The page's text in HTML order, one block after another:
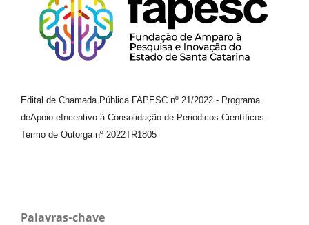
Edital de Chamada Pública FAPESC nº 21/2022 - Programa
deApoio e Incentivo à Consolidação de Periódicos Científicos-
Termo de Outorga nº 2022TR1805
Palavras-chave